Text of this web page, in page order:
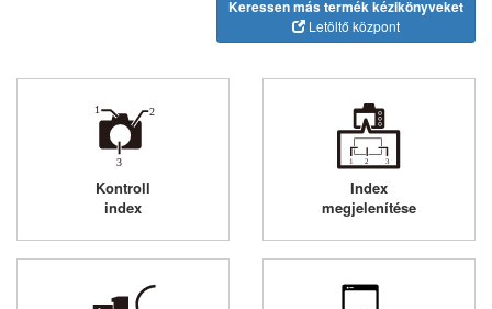
Keressen más termék kézikönyveket
Letöltő központ
Kontroll
index
Index
megjelenítése